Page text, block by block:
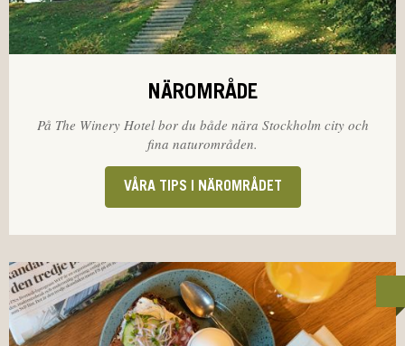
NÄROMRÅDE
På The Winery Hotel bor du både nära Stockholm city och
fina naturområden.
VÅRA TIPS I NÄROMRÅDET